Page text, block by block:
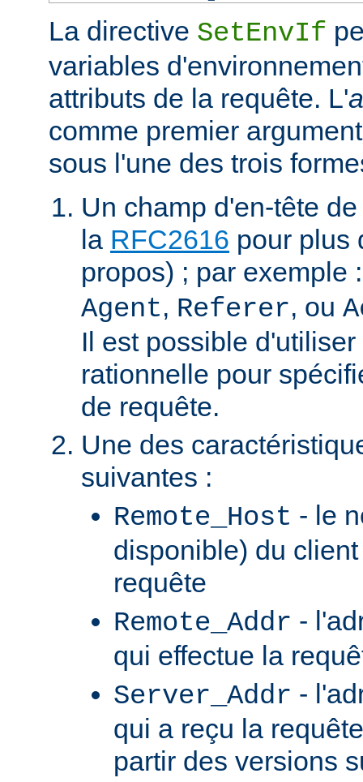
La directive SetEnvIf
variables
attributs de la requête. L'
comme premier
sous l'une des trois
Un champ d'en-tête
la RFC2616 pour plus
propos) ; par exemple
Agent, Referer, ou
Il est possible
rationnelle pour
de requête.
Une des
suivantes :
Remote_Host - le
disponible) du
requête
Remote_Addr -
qui effectue la
Server_Addr -
qui a reçu la
partir des versions